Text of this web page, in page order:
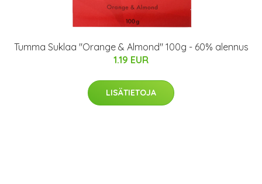
Tumma Suklaa "Orange & Almond" 100g - 60% alennus
1.19 EUR
LISÄTIETOJA